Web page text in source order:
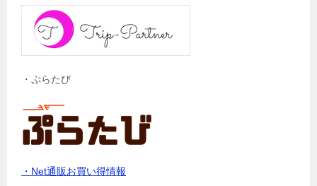
・ぷらたび
・Net通販お買い得情報